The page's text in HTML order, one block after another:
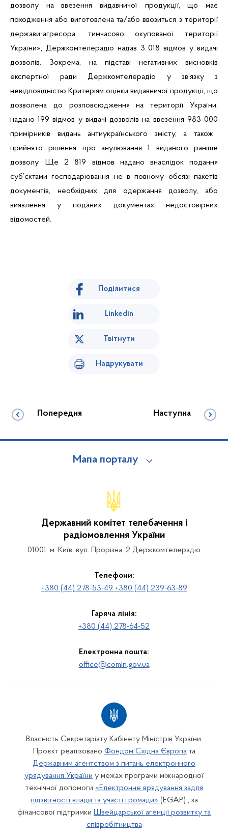
дозволу на ввезення видавничої продукції, що має
походження або виготовлена та/або ввозиться з території
держави-агресора, тимчасово окупованої території
України», Держкомтелерадіо надав 3 018 відмов у видачі
дозволів. Зокрема, на підставі негативних висновків
експертної ради Держкомтелерадіо у зв’язку з
невідповідністю Критеріям оцінки видавничої продукції, що
дозволена до розповсюдження на території України,
надано 199 відмов у видачі дозволів на ввезення 983 000
примірників видань антиукраїнського змісту, а також
прийнято рішення про анулювання 1 виданого раніше
дозволу. Ще 2 819 відмов надано внаслідок подання
суб’єктами господарювання не в повному обсязі пакетів
документів, необхідних для одержання дозволу, або
виявлення у поданих документах недостовірних
відомостей.
Поділитися
Linkedin
Твітнути
Надрукувати
Попередня Наступна
Мапа порталу
Державний комітет телебачення і
радіомовлення України
01001, м. Київ, вул. Прорізна, 2 Держкомтелерадіо
Телефони:
+380 (44) 278-53-49 +380 (44) 239-63-89
Гаряча лінія:
+380 (44) 278-64-52
Електронна пошта:
office@comin.gov.ua
Власність Секретаріату Кабінету Міністрів України.
Проєкт реалізовано Фондом Східна Європата
Державним агентством з питань електронного
урядування України у межах програми міжнародної
технічної допомоги «Електронне врядування задля
підзвітності влади та участі громади» (EGAP) , за
фінансової підтримки Швейцарської агенції розвитку та
співробітництва